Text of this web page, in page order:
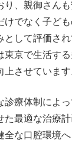
り、親御さん
けでなく子ど
して評価され
京で生活す
させています
診療体制によ
た最適な治療
全な口腔環境